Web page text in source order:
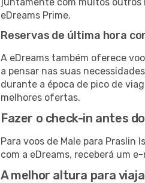
eDreams Prime.
Reservas de última hora
A eDreams também oferece
a pensar nas suas
durante a época de pico de
melhores ofertas.
Fazer o check-in antes
Para voos de Male para
com a eDreams, receberá um
A melhor altura para